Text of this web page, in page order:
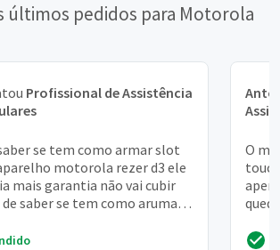
últimos pedidos para Motorola
Profissional de Assistência
se tem como armar slot
motorola rezer d3 ele
mais garantia não vai cubir
saber se tem como arumar
O